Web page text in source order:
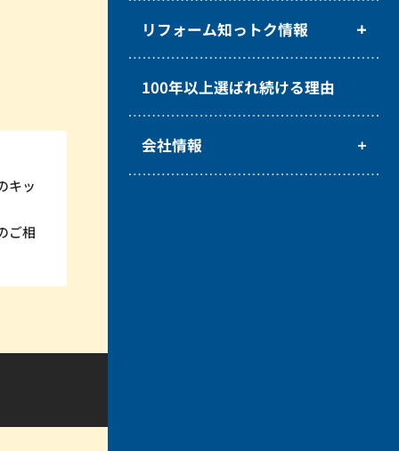
リフォーム知っトク情報
100年以上選ばれ続ける理由
会社情報
キッ
ご相